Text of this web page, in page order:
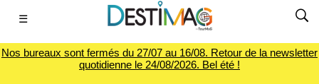
☰
Nos bureaux sont fermés du 27/07 au 16/08. Retour de la newsletter
quotidienne le 24/08/2026. Bel été !